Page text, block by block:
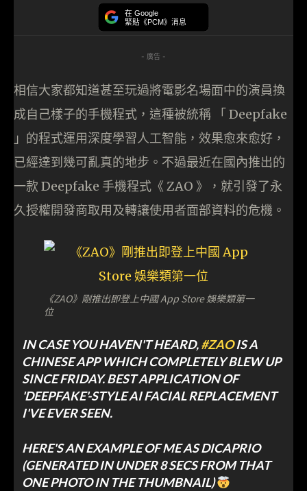
在 Google
緊貼《PCM》消息
- 廣告 -
相信大家都知道甚至玩過將電影名場面中的演員換
成自己樣子的手機程式，這種被統稱 「 Deepfake
」的程式運用深度學習人工智能，效果愈來愈好，
已經達到幾可亂真的地步。不過最近在國內推出的
一款 Deepfake 手機程式《 ZAO 》，就引發了永
久授權開發商取用及轉讓使用者面部資料的危機。
《ZAO》剛推出即登上中國 App Store 娛樂類第一
位
IN CASE YOU HAVEN'T HEARD,#ZAOIS A
CHINESE APP WHICH COMPLETELY BLEW UP
SINCE FRIDAY. BEST APPLICATION OF
'DEEPFAKE'-STYLE AI FACIAL REPLACEMENT
I'VE EVER SEEN.
HERE'S AN EXAMPLE OF ME AS DICAPRIO
(GENERATED IN UNDER 8 SECS FROM THAT
ONE PHOTO IN THE THUMBNAIL)